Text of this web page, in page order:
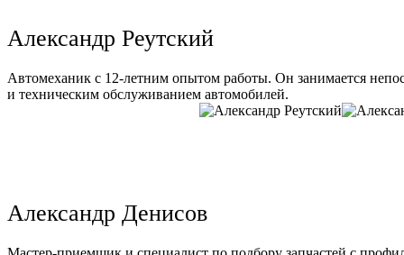
Александр Реутский
Автомеханик с 12-летним опытом работы. Он занимается
и техническим обслуживанием автомобилей.
Александр Денисов